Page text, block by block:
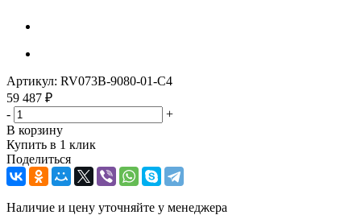
Артикул: RV073B-9080-01-C4
59 487 ₽
-
+
В корзину
Купить в 1 клик
Поделиться
Наличие и цену уточняйте у менеджера